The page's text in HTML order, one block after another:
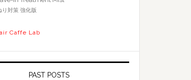
り対策 強化版
Caffe Lab
PAST POSTS